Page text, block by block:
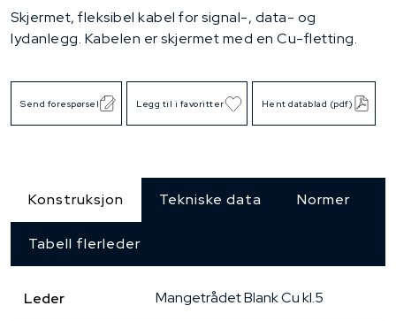
Skjermet, fleksibel kabel for signal-, data- og
lydanlegg. Kabelen er skjermet med en Cu-fletting.
Send forespørsel Legg til i favoritter Hent datablad (pdf)
Konstruksjon Tekniske data Normer
Tabell flerleder
Leder MangetrådetBlank Cukl.5